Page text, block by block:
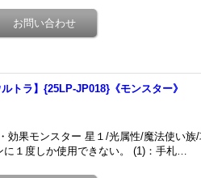
トラ】{25LP-JP018}《モンスター》
効果モンスター 星１/光属性/魔法使い
に１度しか使用できない。 (1)：手札…